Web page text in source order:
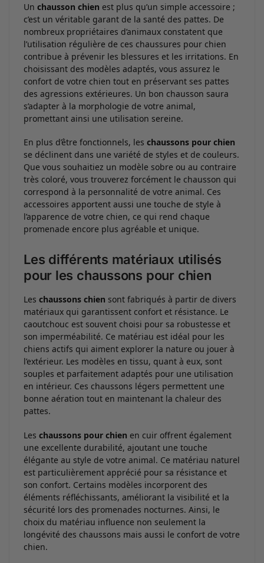
Un chausson chien est plus qu’un simple accessoire ;
c’est un véritable garant de la santé des pattes. De
nombreux propriétaires d’animaux constatent que
l’utilisation régulière de ces chaussures pour chien
contribue à prévenir les blessures et les irritations. En
choisissant des modèles adaptés, vous assurez le
confort de votre chien tout en préservant ses pattes
des agressions extérieures. Un bon chausson saura
s’adapter à la morphologie de votre animal,
promettant ainsi une utilisation sereine.
En plus d’être fonctionnels, les chaussons pour chien
se déclinent dans une variété de styles et de couleurs.
Que vous souhaitiez un modèle sobre ou au contraire
très coloré, vous trouverez forcément le chausson qui
correspond à la personnalité de votre animal. Ces
accessoires apportent aussi une touche de style à
l’apparence de votre chien, ce qui rend chaque
promenade encore plus agréable et unique.
Les différents matériaux utilisés
pour les chaussons pour chien
Les chaussons chien sont fabriqués à partir de divers
matériaux qui garantissent confort et résistance. Le
caoutchouc est souvent choisi pour sa robustesse et
son imperméabilité. Ce matériau est idéal pour les
chiens actifs qui aiment explorer la nature ou jouer à
l’extérieur. Les modèles en tissu, quant à eux, sont
souples et parfaitement adaptés pour une utilisation
en intérieur. Ces chaussons légers permettent une
bonne aération tout en maintenant la chaleur des
pattes.
Les chaussons pour chien en cuir offrent également
une excellente durabilité, ajoutant une touche
élégante au style de votre animal. Ce matériau naturel
est particulièrement apprécié pour sa résistance et
son confort. Certains modèles incorporent des
éléments réfléchissants, améliorant la visibilité et la
sécurité lors des promenades nocturnes. Ainsi, le
choix du matériau influence non seulement la
longévité des chaussons mais aussi le confort de votre
chien.